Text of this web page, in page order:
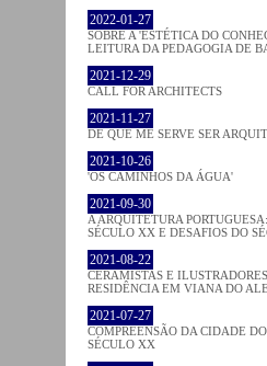
2022-01-27
SOBRE A 'ESTÉTICA DO
LEITURA DA PEDAGOGIA DE
2021-12-29
CALL FOR ARCHITECTS
2021-11-27
DE QUE ME SERVE SER
2021-10-26
'OS CAMINHOS DA ÁGUA'
2021-09-30
A ARQUITETURA
SÉCULO XX E DESAFIOS DO
2021-08-22
CERAMISTAS E
RESIDÊNCIA EM VIANA DO
2021-07-27
COMPREENSÃO DA CIDADE
SÉCULO XX